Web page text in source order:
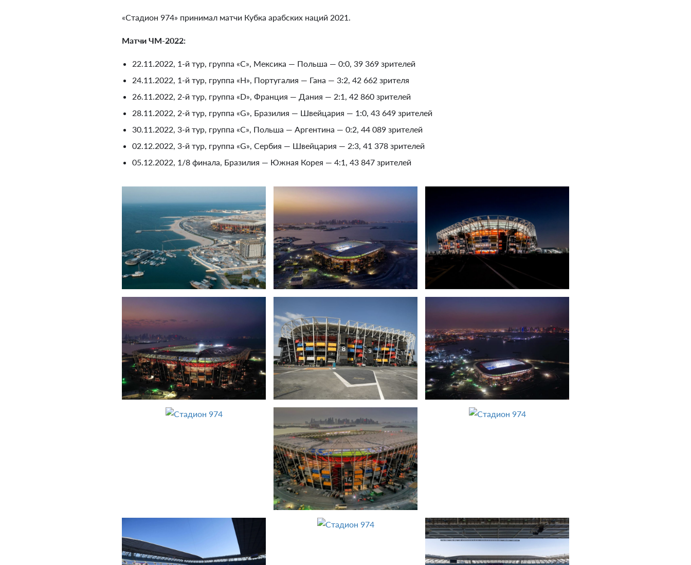
«Стадион 974» принимал матчи Кубка арабских наций 2021.
Матчи ЧМ-2022:
22.11.2022, 1-й тур, группа «C», Мексика — Польша — 0:0, 39 369 зрителей
24.11.2022, 1-й тур, группа «H», Португалия — Гана — 3:2, 42 662 зрителя
26.11.2022, 2-й тур, группа «D», Франция — Дания — 2:1, 42 860 зрителей
28.11.2022, 2-й тур, группа «G», Бразилия — Швейцария — 1:0, 43 649 зрителей
30.11.2022, 3-й тур, группа «C», Польша — Аргентина — 0:2, 44 089 зрителей
02.12.2022, 3-й тур, группа «G», Сербия — Швейцария — 2:3, 41 378 зрителей
05.12.2022, 1/8 финала, Бразилия — Южная Корея — 4:1, 43 847 зрителей